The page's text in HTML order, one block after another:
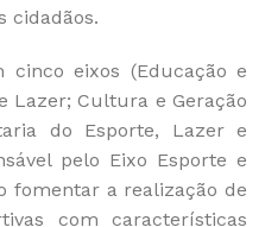
cidadãos.
eixos (Educação e
Lazer; Cultura e Geração
do Esporte, Lazer e
pelo Eixo Esporte e
fomentar a realização de
com características